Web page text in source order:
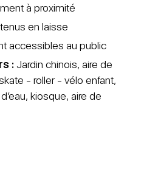
à proximité
en laisse
accessibles au public
: Jardin chinois, aire de
- roller - vélo enfant,
kiosque, aire de